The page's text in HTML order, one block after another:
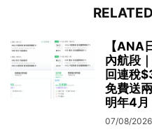
【ANA
內航段
回連稅
免費送
明年4
07/08/2026